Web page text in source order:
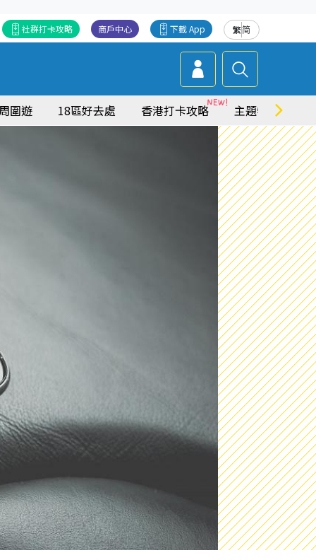
繁简
下載 App
商戶中心
社群打卡攻略
圍遊 18區好去處 香港打卡攻略 主題特集